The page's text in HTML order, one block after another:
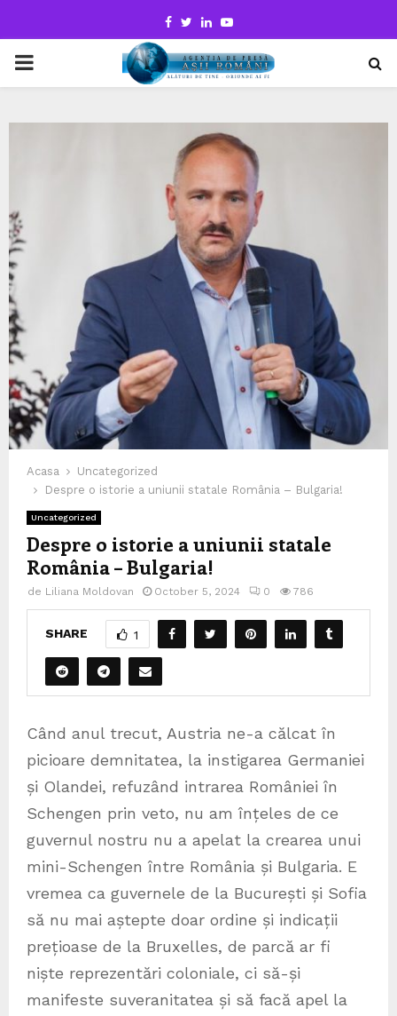
Facebook
TwitterLinkedinYoutube
PRIMARY
Acasa
Uncategorized
Despre o istorie a uniunii statale România – Bulgaria!
Uncategorized
Despre o istorie a uniunii statale
România – Bulgaria!
de Liliana Moldovan October 5, 2024 0 786
SHARE 1
Când anul trecut, Austria ne-a călcat în
picioare demnitatea, la instigarea Germaniei
și Olandei, refuzând intrarea României în
Schengen prin veto, nu am înțeles de ce
guvernul nostru nu a apelat la crearea unui
mini-Schengen între România și Bulgaria. E
vremea ca guvernele de la București și Sofia
să nu mai aștepte doar ordine și indicații
prețioase de la Bruxelles, de parcă ar fi
niște reprezentări coloniale, ci să-și
manifeste suveranitatea și să facă apel la